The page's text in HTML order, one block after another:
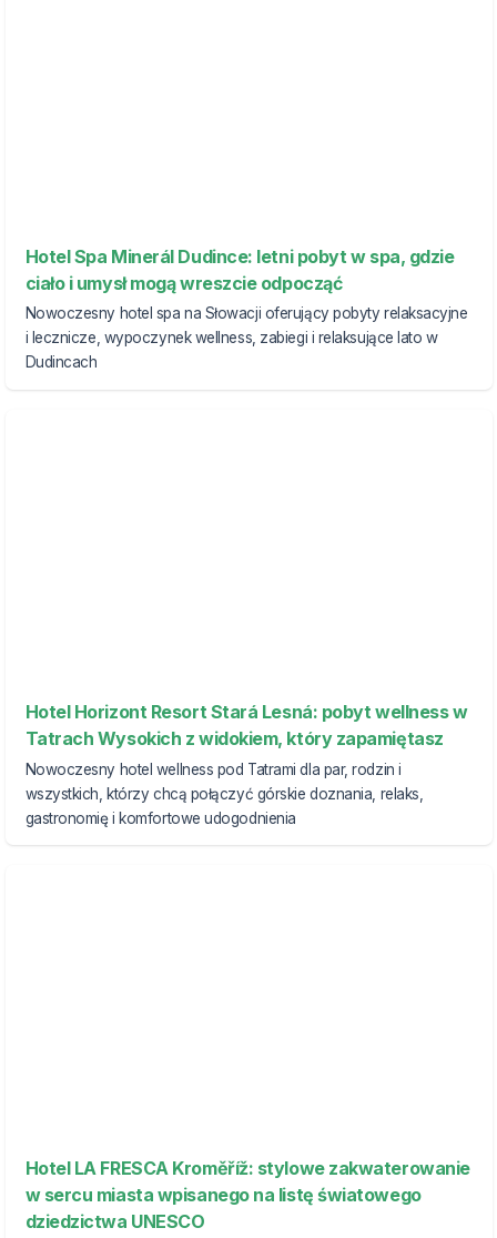
Hotel Spa Minerál Dudince: letni pobyt w spa, gdzie
ciało i umysł mogą wreszcie odpocząć
Nowoczesny hotel spa na Słowacji oferujący pobyty relaksacyjne
i lecznicze, wypoczynek wellness, zabiegi i relaksujące lato w
Dudincach
Hotel Horizont Resort Stará Lesná: pobyt wellness w
Tatrach Wysokich z widokiem, który zapamiętasz
Nowoczesny hotel wellness pod Tatrami dla par, rodzin i
wszystkich, którzy chcą połączyć górskie doznania, relaks,
gastronomię i komfortowe udogodnienia
Hotel LA FRESCA Kroměříž: stylowe zakwaterowanie
w sercu miasta wpisanego na listę światowego
dziedzictwa UNESCO